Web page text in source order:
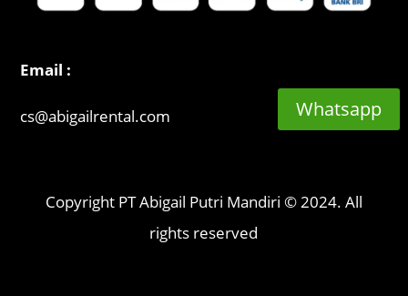
Email :
cs@abigailrental.com
Copyright PT Abigail Putri Mandiri © 2024. All
rights reserved
Whatsapp